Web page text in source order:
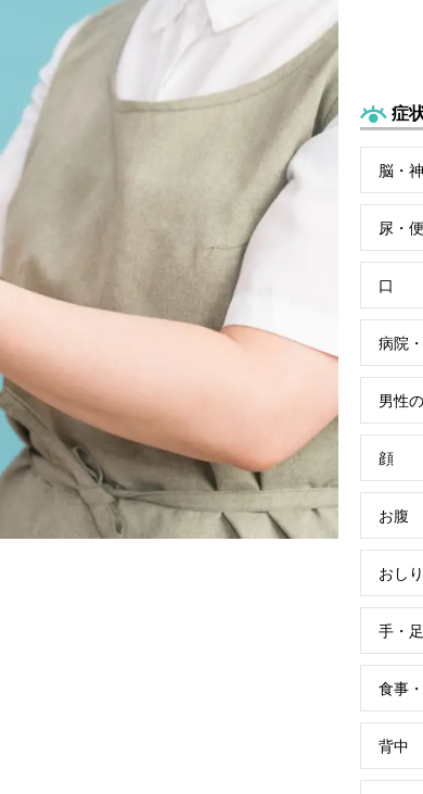
症
脳・
尿・便
口
病院
男性
顔
お腹
おしり
手・足
食事
背中